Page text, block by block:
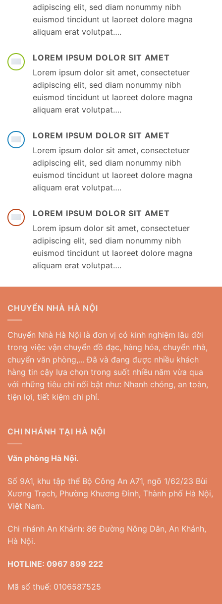
adipiscing elit, sed diam nonummy nibh
euismod tincidunt ut laoreet dolore magna
aliquam erat volutpat….
LOREM IPSUM DOLOR SIT AMET
Lorem ipsum dolor sit amet, consectetuer
adipiscing elit, sed diam nonummy nibh
euismod tincidunt ut laoreet dolore magna
aliquam erat volutpat….
LOREM IPSUM DOLOR SIT AMET
Lorem ipsum dolor sit amet, consectetuer
adipiscing elit, sed diam nonummy nibh
euismod tincidunt ut laoreet dolore magna
aliquam erat volutpat….
LOREM IPSUM DOLOR SIT AMET
Lorem ipsum dolor sit amet, consectetuer
adipiscing elit, sed diam nonummy nibh
euismod tincidunt ut laoreet dolore magna
aliquam erat volutpat….
CHUYỂN NHÀ HÀ NỘI
Chuyển Nhà Hà Nội là đơn vị có kinh nghiệm lâu đời
trong việc vận chuyển đồ đạc, hàng hóa, chuyển nhà,
chuyển văn phòng,... Đã và đang được nhiều khách
hàng tin cậy lựa chọn trong suốt nhiều năm vừa qua
với những tiêu chí nổi bật như: Nhanh chóng, an toàn,
tiện lợi, tiết kiệm chi phí.
CHI NHÁNH TẠI HÀ NỘI
Văn phòng Hà Nội.
Số 9A1, khu tập thể Bộ Công An A71, ngõ 1/62/23 Bùi
Xương Trạch, Phường Khương Đình, Thành phố Hà Nội,
Việt Nam.
Chi nhánh An Khánh: 86 Đường Nông Dân, An Khánh,
Hà Nội.
HOTLINE: 0967 899 222
Mã số thuế: 0106587525